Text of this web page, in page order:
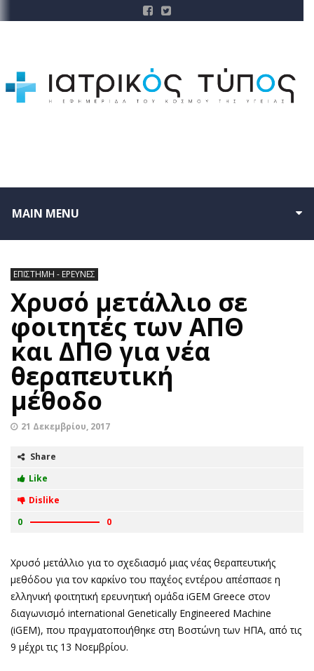
MAIN MENU
ΕΠΙΣΤΗΜΗ - ΕΡΕΥΝΕΣ
Χρυσό μετάλλιο σε
φοιτητές των ΑΠΘ
και ΔΠΘ για νέα
θεραπευτική
μέθοδο
21 Δεκεμβρίου, 2017
Share
Like
Dislike
0
0
Χρυσό μετάλλιο για το σχεδιασμό μιας νέας θεραπευτικής
μεθόδου για τον καρκίνο του παχέος εντέρου απέσπασε η
ελληνική φοιτητική ερευνητική ομάδα iGEM Greece στον
διαγωνισμό international Genetically Engineered Machine
(iGEM), που πραγματοποιήθηκε στη Βοστώνη των ΗΠΑ, από τις
9 μέχρι τις 13 Νοεμβρίου.